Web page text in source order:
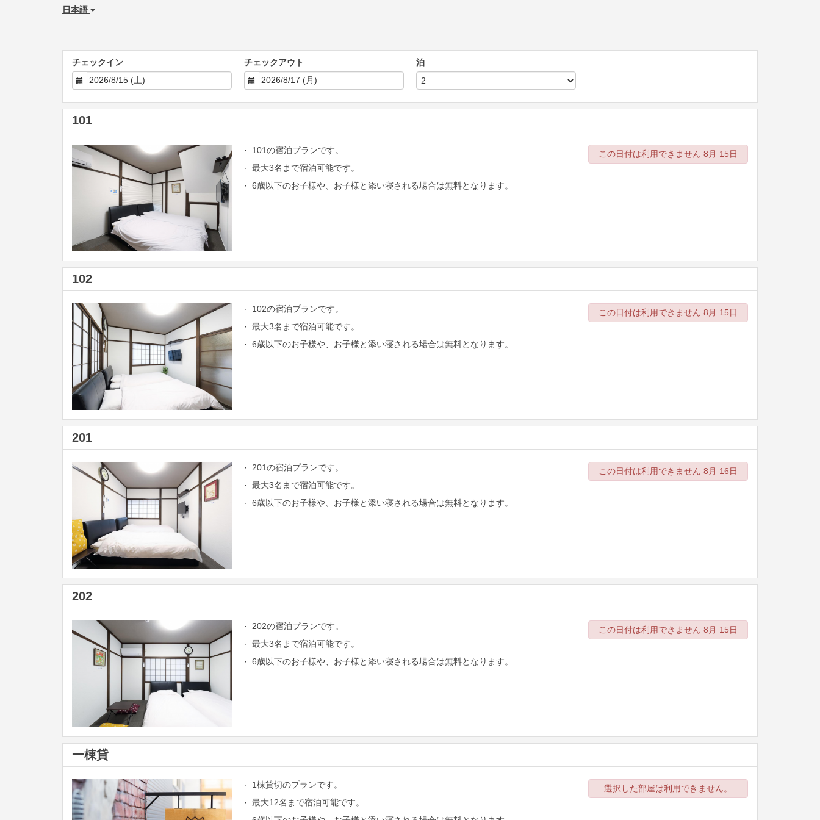
日本語
チェックイン チェックアウト 泊
101
· 101の宿泊プランです。
· 最大3名まで宿泊可能です。
· 6歳以下のお子様や、お子様と添い寝される場合は無料となります。
この日付は利用できません 8月 15日
102
· 102の宿泊プランです。
· 最大3名まで宿泊可能です。
· 6歳以下のお子様や、お子様と添い寝される場合は無料となります。
この日付は利用できません 8月 15日
201
· 201の宿泊プランです。
· 最大3名まで宿泊可能です。
· 6歳以下のお子様や、お子様と添い寝される場合は無料となります。
この日付は利用できません 8月 16日
202
· 202の宿泊プランです。
· 最大3名まで宿泊可能です。
· 6歳以下のお子様や、お子様と添い寝される場合は無料となります。
この日付は利用できません 8月 15日
一棟貸
· 1棟貸切のプランです。
· 最大12名まで宿泊可能です。
選択した部屋は利用できません。